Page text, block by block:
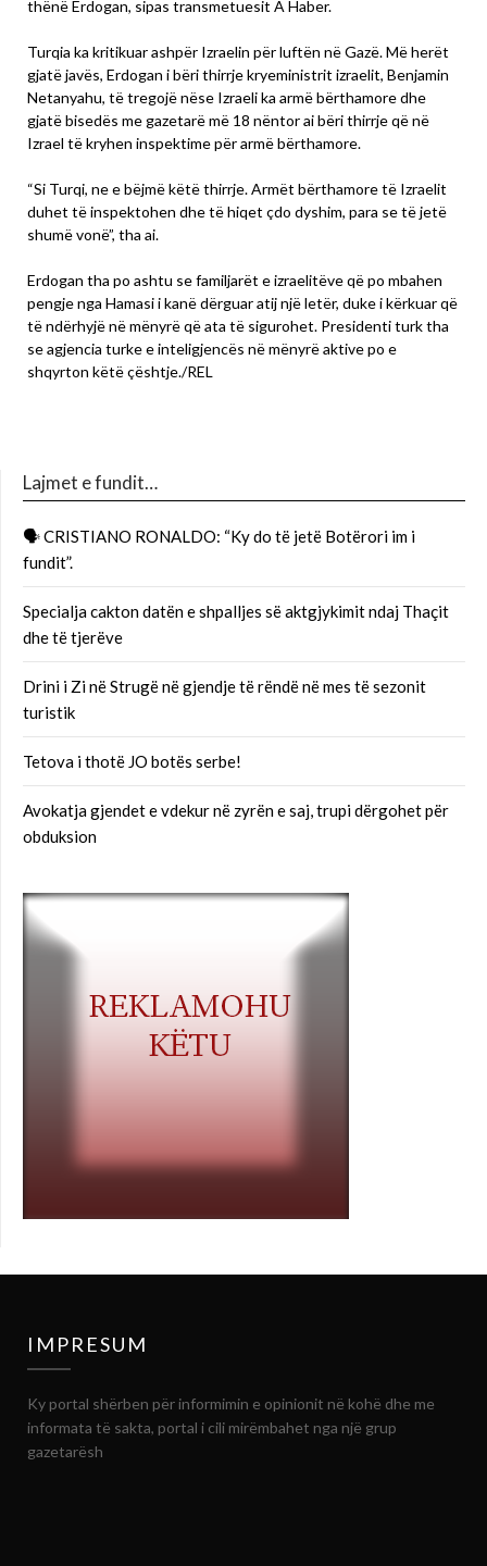
thënë Erdogan, sipas transmetuesit A Haber.
Turqia ka kritikuar ashpër Izraelin për luftën në Gazë. Më herët
gjatë javës, Erdogan i bëri thirrje kryeministrit izraelit, Benjamin
Netanyahu, të tregojë nëse Izraeli ka armë bërthamore dhe
gjatë bisedës me gazetarë më 18 nëntor ai bëri thirrje që në
Izrael të kryhen inspektime për armë bërthamore.
“Si Turqi, ne e bëjmë këtë thirrje. Armët bërthamore të Izraelit
duhet të inspektohen dhe të hiqet çdo dyshim, para se të jetë
shumë vonë”, tha ai.
Erdogan tha po ashtu se familjarët e izraelitëve që po mbahen
pengje nga Hamasi i kanë dërguar atij një letër, duke i kërkuar që
të ndërhyjë në mënyrë që ata të sigurohet. Presidenti turk tha
se agjencia turke e inteligjencës në mënyrë aktive po e
shqyrton këtë çështje./REL
Lajmet e fundit…
🗣 CRISTIANO RONALDO: “Ky do të jetë Botërori im i
fundit”.
Specialja cakton datën e shpalljes së aktgjykimit ndaj Thaçit
dhe të tjerëve
Drini i Zi në Strugë në gjendje të rëndë në mes të sezonit
turistik
Tetova i thotë JO botës serbe!
Avokatja gjendet e vdekur në zyrën e saj, trupi dërgohet për
obduksion
IMPRESUM
Ky portal shërben për informimin e opinionit në kohë dhe me
informata të sakta, portal i cili mirëmbahet nga një grup
gazetarësh